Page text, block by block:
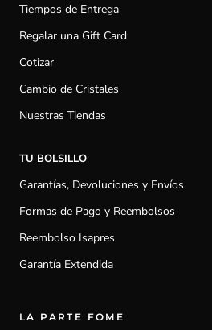
Tiempos de Entrega
Regalar una Gift Card
Cotizar
Cambio de Cristales
Nuestras Tiendas
TU BOLSILLO
Garantías, Devoluciones y Envíos
Formas de Pago y Reembolsos
Reembolso Isapres
Garantía Extendida
LA PARTE FOME